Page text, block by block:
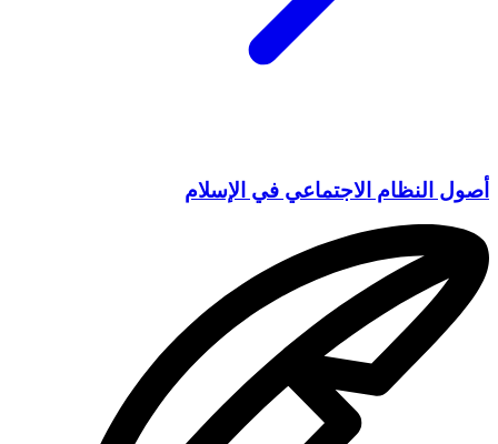
أصول النظام الاجتماعي في الإسلام